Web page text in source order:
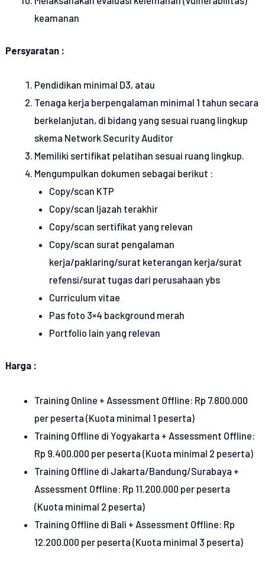
keamanan
Persyaratan :
Pendidikan minimal D3, atau
Tenaga kerja berpengalaman minimal 1 tahun secara
berkelanjutan, di bidang yang sesuai ruang lingkup
skema Network Security Auditor
Memiliki sertifikat pelatihan sesuai ruang lingkup.
Mengumpulkan dokumen sebagai berikut :
Copy/scan KTP
Copy/scan Ijazah terakhir
Copy/scan sertifikat yang relevan
Copy/scan surat pengalaman
kerja/paklaring/surat keterangan kerja/surat
refensi/surat tugas dari perusahaan ybs
Curriculum vitae
Pas foto 3×4 background merah
Portfolio lain yang relevan
Harga :
Training Online + Assessment Offline: Rp 7.800.000
per peserta (Kuota minimal 1 peserta)
Training Offline di Yogyakarta + Assessment Offline:
Rp 9.400.000 per peserta (Kuota minimal 2 peserta)
Training Offline di Jakarta/Bandung/Surabaya +
Assessment Offline: Rp 11.200.000 per peserta
(Kuota minimal 2 peserta)
Training Offline di Bali + Assessment Offline: Rp
12.200.000 per peserta (Kuota minimal 3 peserta)